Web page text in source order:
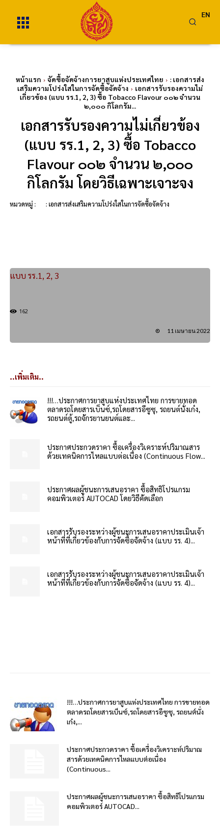
EN
หน้าแรก จัดซื้อจัดจ้างการยาสูบแห่งประเทศไทย
: เอกสารส่ง
เสริมความโปร่งใสในการจัดซื้อจัดจ้าง
เอกสารรับรองความไม่
เกี่ยวข้อง (แบบ รร.1, 2, 3) ซื้อ Tobacco Flavour ๐๐๒ จำนวน
๒,๐๐๐ กิโลกรัม...
เอกสารรับรองความไม่เกี่ยวข้อง
(แบบ รร.1, 2, 3) ซื้อ Tobacco
Flavour ๐๐๒ จำนวน ๒,๐๐๐
กิโลกรัม โดยวิธีเฉพาะเจาะจง
หมวดหมู่ : : เอกสารส่งเสริมความโปร่งใสในการจัดซื้อจัดจ้าง
แบบ รร.1, 2, 3
162
11 เมษายน 2022
..เพิ่มเติม..
!!!…ประกาศการยาสูบแห่งประเทศไทย การขายทอด
ตลาดรถโดยสารเบ็นซ์,รถโดยสารอีซูซุ, รถยนต์นั่งเก๋ง,
รถยนต์ตู้,รถจักรยานยนต์และ...
ประกาศประกวดราคา ซื้อเครื่องวิเคราะห์ปริมาณสาร
ด้วยเทคนิคการไหลแบบต่อเนื่อง (Continuous Flow...
ประกาศผลผู้ชนะการเสนอราคา ซื้อสิทธิโปรแกรม
คอมพิวเตอร์ AUTOCAD โดยวิธีคัดเลือก
เอกสารรับรองระหว่างผู้ชนะการเสนอราคาประเมินเจ้า
หน้าที่ที่เกี่ยวข้องกับการจัดซื้อจัดจ้าง (แบบ รร. 4)...
เอกสารรับรองระหว่างผู้ชนะการเสนอราคาประเมินเจ้า
หน้าที่ที่เกี่ยวข้องกับการจัดซื้อจัดจ้าง (แบบ รร. 4)...
!!!…ประกาศการยาสูบแห่งประเทศไทย การขายทอด
ตลาดรถโดยสารเบ็นซ์,รถโดยสารอีซูซุ, รถยนต์นั่ง
เก๋ง,...
ประกาศประกวดราคา ซื้อเครื่องวิเคราะห์ปริมาณ
สารด้วยเทคนิคการไหลแบบต่อเนื่อง
(Continuous...
ประกาศผลผู้ชนะการเสนอราคา ซื้อสิทธิโปรแกรม
คอมพิวเตอร์ AUTOCAD...